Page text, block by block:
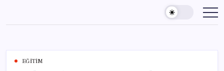
content
EĞITIM